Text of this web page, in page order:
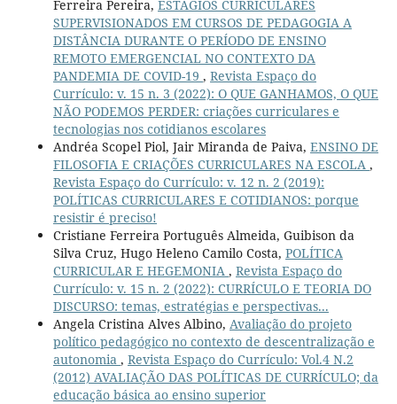
Ferreira Pereira, ESTÁGIOS CURRICULARES
SUPERVISIONADOS EM CURSOS DE PEDAGOGIA A
DISTÂNCIA DURANTE O PERÍODO DE ENSINO
REMOTO EMERGENCIAL NO CONTEXTO DA
PANDEMIA DE COVID-19 , Revista Espaço do
Currículo: v. 15 n. 3 (2022): O QUE GANHAMOS, O QUE
NÃO PODEMOS PERDER: criações curriculares e
tecnologias nos cotidianos escolares
Andréa Scopel Piol, Jair Miranda de Paiva, ENSINO DE
FILOSOFIA E CRIAÇÕES CURRICULARES NA ESCOLA ,
Revista Espaço do Currículo: v. 12 n. 2 (2019):
POLÍTICAS CURRICULARES E COTIDIANOS: porque
resistir é preciso!
Cristiane Ferreira Português Almeida, Guibison da
Silva Cruz, Hugo Heleno Camilo Costa, POLÍTICA
CURRICULAR E HEGEMONIA , Revista Espaço do
Currículo: v. 15 n. 2 (2022): CURRÍCULO E TEORIA DO
DISCURSO: temas, estratégias e perspectivas...
Angela Cristina Alves Albino, Avaliação do projeto
político pedagógico no contexto de descentralização e
autonomia , Revista Espaço do Currículo: Vol.4 N.2
(2012) AVALIAÇÃO DAS POLÍTICAS DE CURRÍCULO; da
educação básica ao ensino superior